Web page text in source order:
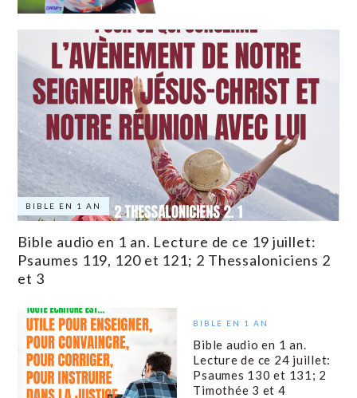
BIBLE EN 1 AN
Bible audio en 1 an. Lecture de ce 19 juillet:
Psaumes 119, 120 et 121; 2 Thessaloniciens 2
et 3
BIBLE EN 1 AN
Bible audio en 1 an.
Lecture de ce 24 juillet:
Psaumes 130 et 131; 2
Timothée 3 et 4